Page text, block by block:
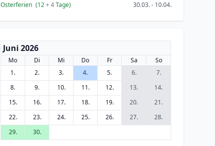
Osterferien (12+ 4Tage) 30.03. - 10.04.
Juni 2026
Mo Di Mi Do Fr Sa
So
1.
2. 3. 4. 5. 6.
7.
8.
9. 10. 11. 12. 13.
14.
15.
16. 17. 18. 19. 20.
21.
22.
23. 24. 25. 26. 27.
28.
29.
30.